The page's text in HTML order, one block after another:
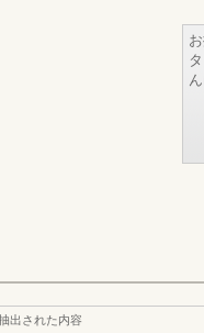
出された内容